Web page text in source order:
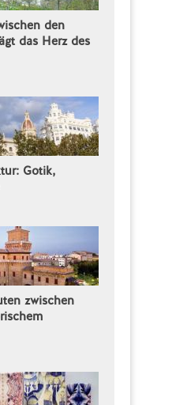
den
das Herz des
Gotik,
zwischen